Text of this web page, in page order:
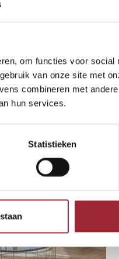
om functies voor social
van onze site met
combineren met
hun services.
Statistieken
ook